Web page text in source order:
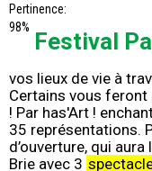
Pertinence:
98%
Festival
vos lieux de vie à
Certains vous feront
! Par has'Art !
35 représentations.
d’ouverture, qui
Brie avec 3